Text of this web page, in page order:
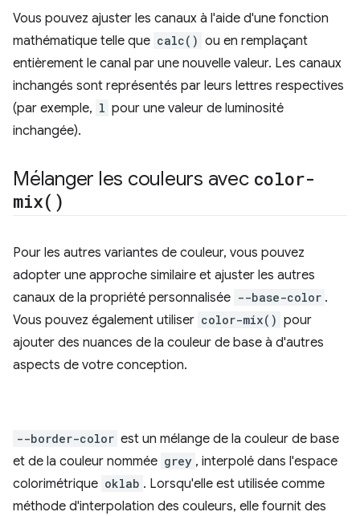
Vous pouvez ajuster les canaux à l'aide d'une fonction
mathématique telle que calc() ou en remplaçant
entièrement le canal par une nouvelle valeur. Les canaux
inchangés sont représentés par leurs lettres respectives
(par exemple, l pour une valeur de luminosité
inchangée).
Mélanger les couleurs avec color-
mix( )
Pour les autres variantes de couleur, vous pouvez
adopter une approche similaire et ajuster les autres
canaux de la propriété personnalisée --base-color .
Vous pouvez également utiliser color-mix() pour
ajouter des nuances de la couleur de base à d'autres
aspects de votre conception.
--border-color est un mélange de la couleur de base
et de la couleur nommée grey , interpolé dans l'espace
colorimétrique oklab . Lorsqu'elle est utilisée comme
méthode d'interpolation des couleurs, elle fournit des